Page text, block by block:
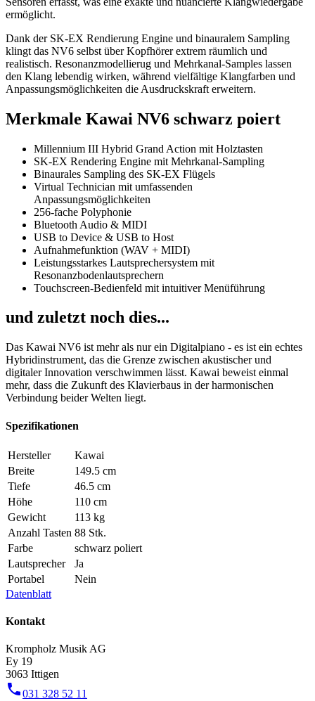
ermöglicht.
Dank der SK-EX Rendierung Engine und binauralem Sampling
klingt das NV6 selbst über Kopfhörer extrem räumlich und
realistisch. Resonanzmodellierug und Mehrkanal-Samples lassen
den Klang lebendig wirken, während vielfältige Klangfarben und
Anpassungsmöglichkeiten die Ausdruckskraft erweitern.
Merkmale Kawai NV6 schwarz poiert
Millennium III Hybrid Grand Action mit Holztasten
SK-EX Rendering Engine mit Mehrkanal-Sampling
Binaurales Sampling des SK-EX Flügels
Virtual Technician mit umfassenden
Anpassungsmöglichkeiten
256-fache Polyphonie
Bluetooth Audio & MIDI
USB to Device & USB to Host
Aufnahmefunktion (WAV + MIDI)
Leistungsstarkes Lautsprechersystem mit
Resonanzbodenlautsprechern
Touchscreen-Bedienfeld mit intuitiver Menüführung
und zuletzt noch dies...
Das Kawai NV6 ist mehr als nur ein Digitalpiano - es ist ein echtes
Hybridinstrument, das die Grenze zwischen akustischer und
digitaler Innovation verschwimmen lässt. Kawai beweist einmal
mehr, dass die Zukunft des Klavierbaus in der harmonischen
Verbindung beider Welten liegt.
Spezifikationen
Hersteller
Kawai
Breite
149.5 cm
Tiefe
46.5 cm
Höhe
110 cm
Gewicht
113 kg
Anzahl Tasten 88 Stk.
Farbe
schwarz poliert
Lautsprecher
Ja
Portabel
Nein
Datenblatt
Kontakt
Krompholz Musik AG
Ey 19
3063 Ittigen
phone031 328 52 11